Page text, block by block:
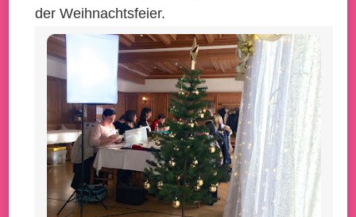
der Weihnachtsfeier.